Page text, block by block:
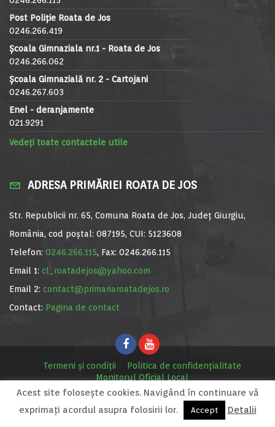
Post Poliție Roata de Jos
0246.266.419
Școala Gimnaziala nr.1 - Roata de Jos
0246.266.062
Școala Gimnazială nr. 2 - Cartojani
0246.267.603
Enel - deranjamente
021.9291
Vedeți toate contactele utile
ADRESA PRIMĂRIEI ROATA DE JOS
Str. Republicii nr. 65, Comuna Roata de Jos, Județ Giurgiu,
România, cod poștal: 087195, CUI: 5123608
Telefon: 0246.266.115, Fax: 0246.266.115
Email 1: cl_roatadejos@yahoo.com
Email 2: contact@primariaroatadejos.ro
Contact: Pagina de contact
Termeni și condiții
Politica de confidențialitate
Monitorul Oficial Local
© Primăria Roata de Jos, 2020. Site realizat de MediaDigi.ro
Acest site foloseşte cookies. Navigând în continuare vă
exprimaţi acordul asupra folosirii lor.
Accept Detalii